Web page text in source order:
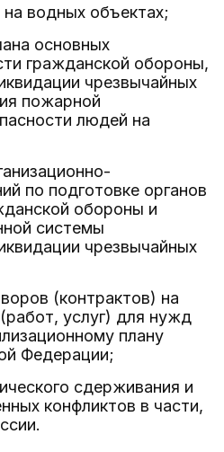
водных объектах;
основных
гражданской обороны,
чрезвычайных
пожарной
людей на
по подготовке органов
обороны и
системы
чрезвычайных
(контрактов) на
услуг) для нужд
плану
Федерации;
сдерживания и
конфликтов в части,